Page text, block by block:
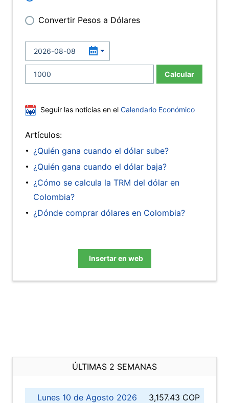
Convertir Pesos a Dólares
Calcular
Seguir las noticias en el Calendario Económico
Artículos:
¿Quién gana cuando el dólar sube?
¿Quién gana cuando el dólar baja?
¿Cómo se calcula la TRM del dólar en
Colombia?
¿Dónde comprar dólares en Colombia?
Insertar en web
ÚLTIMAS 2 SEMANAS
Lunes 10 de Agosto 2026
3,157.43 COP